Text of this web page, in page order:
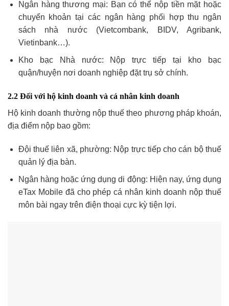
Ngân hàng thương mại: Bạn có thể nộp tiền mặt hoặc
chuyển khoản tại các ngân hàng phối hợp thu ngân
sách nhà nước (Vietcombank, BIDV, Agribank,
Vietinbank…).
Kho bạc Nhà nước: Nộp trực tiếp tại kho bạc
quận/huyện nơi doanh nghiệp đặt trụ sở chính.
2.2 Đối với hộ kinh doanh và cá nhân kinh doanh
Hộ kinh doanh thường nộp thuế theo phương pháp khoán,
địa điểm nộp bao gồm:
Đội thuế liên xã, phường: Nộp trực tiếp cho cán bộ thuế
quản lý địa bàn.
Ngân hàng hoặc ứng dụng di động: Hiện nay, ứng dụng
eTax Mobile đã cho phép cá nhân kinh doanh nộp thuế
môn bài ngay trên điện thoại cực kỳ tiện lợi.